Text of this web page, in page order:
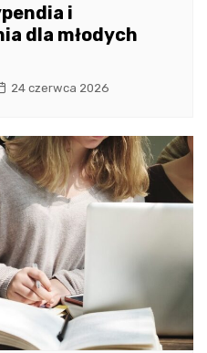
i
dla młodych
24 czerwca 2026